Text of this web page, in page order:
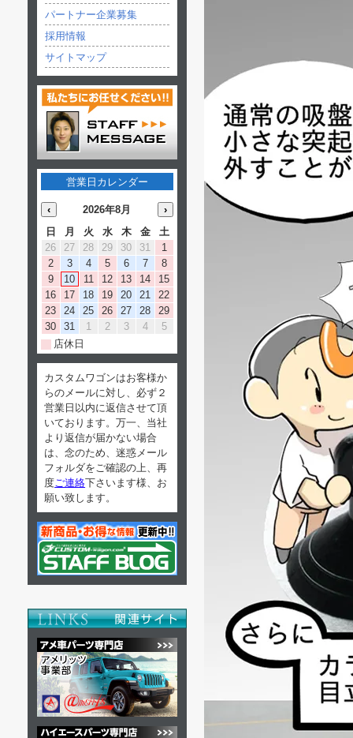
パートナー企業募集
採用情報
サイトマップ
営業日カレンダー
‹ 2026年8月
›
日
月 火 水 木 金
土
26
27 28 29 30 31
1
2
3 4 5 6 7
8
9
10 11 12 13 14
15
16
17 18 19 20 21
22
23
24 25 26 27 28
29
30
31 1 2 3 4
5
店休日
カスタムワゴンはお客様か
らのメールに対し、必ず２
営業日以内に返信させて頂
いております。万一、当社
より返信が届かない場合
は、念のため、迷惑メール
フォルダをご確認の上、再
度 ご連絡下さいます様、お
願い致します。